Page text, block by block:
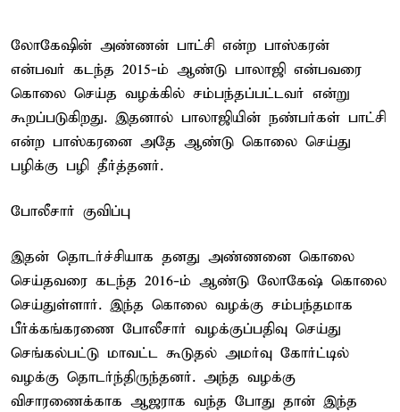
லோகேஷின் அண்ணன் பாட்சி என்ற பாஸ்கரன்
என்பவர் கடந்த 2015-ம் ஆண்டு பாலாஜி என்பவரை
கொலை செய்த வழக்கில் சம்பந்தப்பட்டவர் என்று
கூறப்படுகிறது. இதனால் பாலாஜியின் நண்பர்கள் பாட்சி
என்ற பாஸ்கரனை அதே ஆண்டு கொலை செய்து
பழிக்கு பழி தீர்த்தனர்.
போலீசார் குவிப்பு
இதன் தொடர்ச்சியாக தனது அண்ணனை கொலை
செய்தவரை கடந்த 2016-ம் ஆண்டு லோகேஷ் கொலை
செய்துள்ளார். இந்த கொலை வழக்கு சம்பந்தமாக
பீர்க்கங்கரணை போலீசார் வழக்குப்பதிவு செய்து
செங்கல்பட்டு மாவட்ட கூடுதல் அமர்வு கோர்ட்டில்
வழக்கு தொடர்ந்திருந்தனர். அந்த வழக்கு
விசாரணைக்காக ஆஜராக வந்த போது தான் இந்த